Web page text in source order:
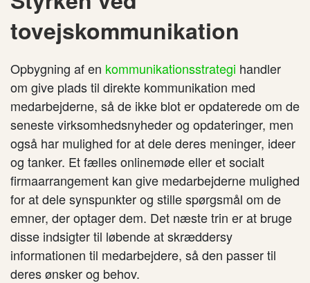
tovejskommunikation
Opbygning af en kommunikationsstrategi handler
om give plads til direkte kommunikation med
medarbejderne, så de ikke blot er opdaterede om de
seneste virksomhedsnyheder og opdateringer, men
også har mulighed for at dele deres meninger, ideer
og tanker. Et fælles onlinemøde eller et socialt
firmaarrangement kan give medarbejderne mulighed
for at dele synspunkter og stille spørgsmål om de
emner, der optager dem. Det næste trin er at bruge
disse indsigter til løbende at skræddersy
informationen til medarbejdere, så den passer til
deres ønsker og behov.